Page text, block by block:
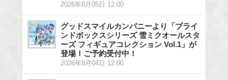
2026年8月05日 12:00
グッドスマイルカンパニーより「ブライ
ンドボックスシリーズ 雪ミクオールスタ
ーズ フィギュアコレクション Vol.1」が
登場！ご予約受付中！
2026年8月04日 12:00